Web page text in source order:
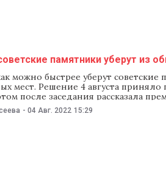
памятники уберут из
можно быстрее уберут советские
мест. Решение 4 августа приняло
после заседания рассказала
Каллас, передает ERR.ee. «Главное
убрать из публичного
- 04 Авг. 2022 15:29